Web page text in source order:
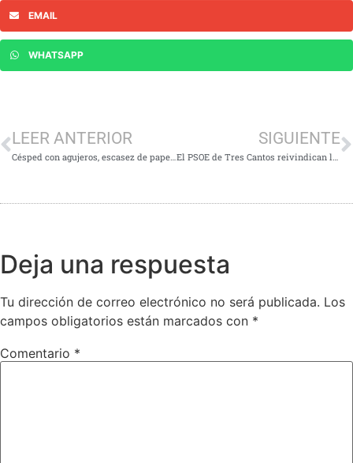
EMAIL
WHATSAPP
LEER ANTERIOR
Césped con agujeros, escasez de papeleras y bar cerrado: el inicio de la piscina de Embarcaciones de Tres Cantos
SIGUIENTE
El PSOE de Tres Cantos reivindican la necesidad de sombras en los parques infantiles
Deja una respuesta
Tu dirección de correo electrónico no será publicada. Los
campos obligatorios están marcados con *
Comentario *